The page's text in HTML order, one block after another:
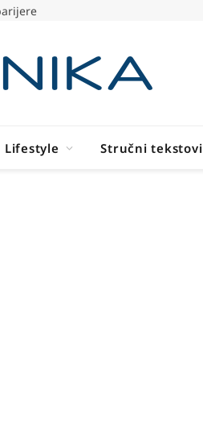
Lifestyle Stručni tekstovi